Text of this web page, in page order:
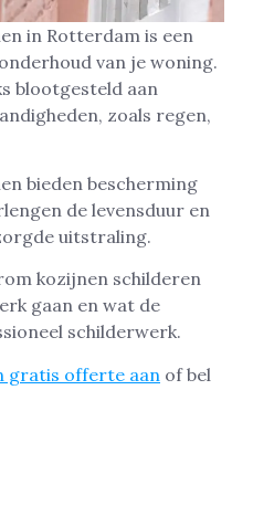
in Rotterdam is een
van je woning.
blootgesteld aan
zoals regen,
bieden bescherming
de levensduur en
uitstraling.
kozijnen schilderen
gaan en wat de
schilderwerk.
gratis offerte aan of bel